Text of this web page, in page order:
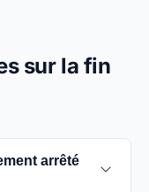
sur la fin
arrêté